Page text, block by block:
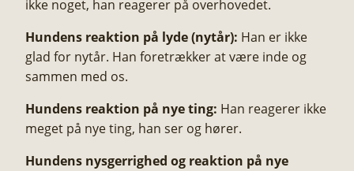
ikke noget, han reagerer på overhovedet.
Hundens reaktion på lyde (nytår): Han er ikke
glad for nytår. Han foretrækker at være inde og
sammen med os.
Hundens reaktion på nye ting: Han reagerer ikke
meget på nye ting, han ser og hører.
Hundens nysgerrighed og reaktion på nye